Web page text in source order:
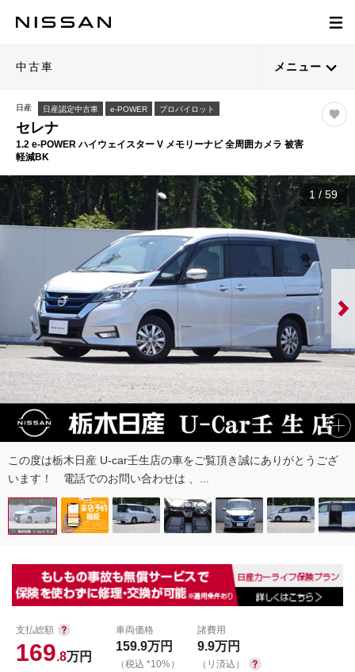
中古車 メニュー
日産 日産認定中古車 e-POWER プロパイロット
セレナ
1.2 e-POWER ハイウェイスター V メモリーナビ 全周囲カメラ 被害
軽減BK
1 / 59
この度は栃木日産 U-car壬生店の車をご覧頂き誠にありがとうござ
います！ 電話でのお問い合わせは 、...
支払総額
169.8万円
車両価格
159.9万円
（税込 *10%）
諸費用
9.9万円
（リ済込）